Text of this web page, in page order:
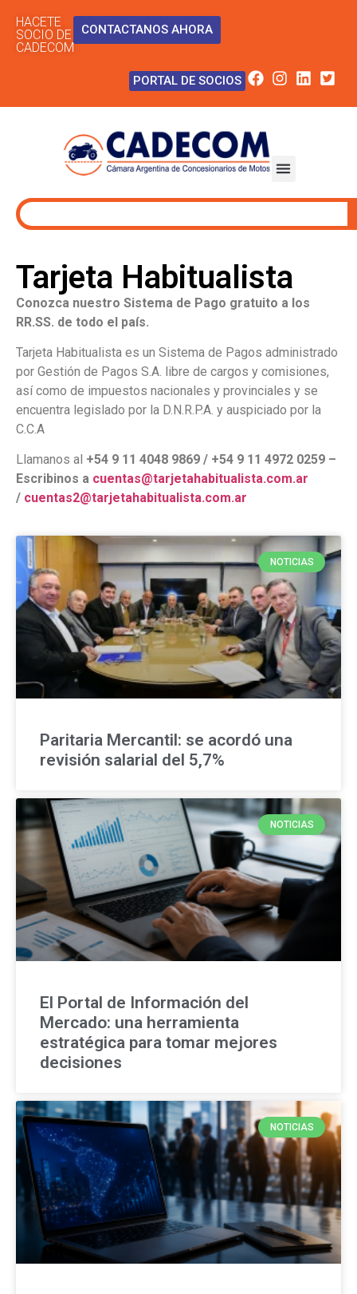
HACETE
SOCIO DE
CADECOM
CONTACTANOS AHORA
PORTAL DE SOCIOS
Tarjeta Habitualista
Conozca nuestro Sistema de Pago gratuito a los
RR.SS. de todo el país.
Tarjeta Habitualista es un Sistema de Pagos administrado
por Gestión de Pagos S.A. libre de cargos y comisiones,
así como de impuestos nacionales y provinciales y se
encuentra legislado por la D.N.R.P.A. y auspiciado por la
C.C.A
Llamanos al +54 9 11 4048 9869 / +54 9 11 4972 0259 –
Escribinos a cuentas@tarjetahabitualista.com.ar
/ cuentas2@tarjetahabitualista.com.ar
NOTICIAS
Paritaria Mercantil: se acordó una
revisión salarial del 5,7%
NOTICIAS
El Portal de Información del
Mercado: una herramienta
estratégica para tomar mejores
decisiones
NOTICIAS